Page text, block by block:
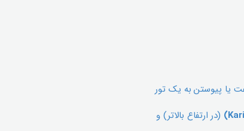
یا پیوستن به یک تور
(در ارتفاع بالاتر) و